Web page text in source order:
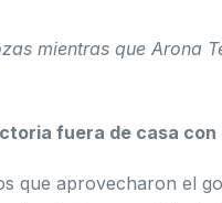
mientras que Arona
fuera de casa con
que aprovecharon el